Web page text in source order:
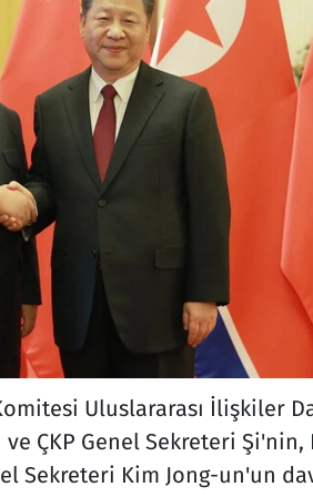
Uluslararası İlişkiler
ÇKP Genel Sekreteri Şi'nin,
Sekreteri Kim Jong-un'un